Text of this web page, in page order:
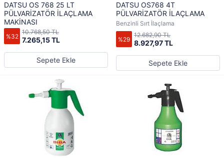
DATSU OS 768 25 LT
PÜLVARİZATÖR İLAÇLAMA
MAKİNASI
%32 7.265,15 TL
10.768,50 TL
Sepete Ekle
DATSU OS768 4T
PÜLVARİZATÖR İLAÇLAMA
Benzinli Sırt İlaçlama
%29 8.927,97 TL
12.682,90 TL
Sepete Ekle